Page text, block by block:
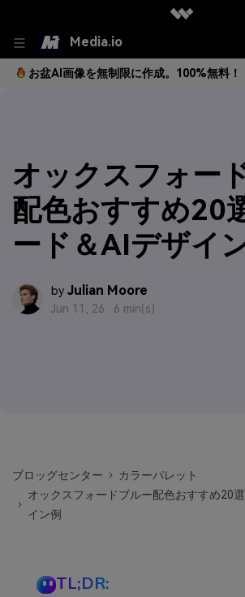
Media.io
お盆AI画像を無制限に作成。100%無料！
オックスフォー
配色おすすめ20
ード＆AIデザイ
by Julian Moore
Jun 11, 26 · 6 min(s)
ブロッグセンター
カラーパレット
オックスフォードブルー配色おすすめ20
イン例
TL;DR: